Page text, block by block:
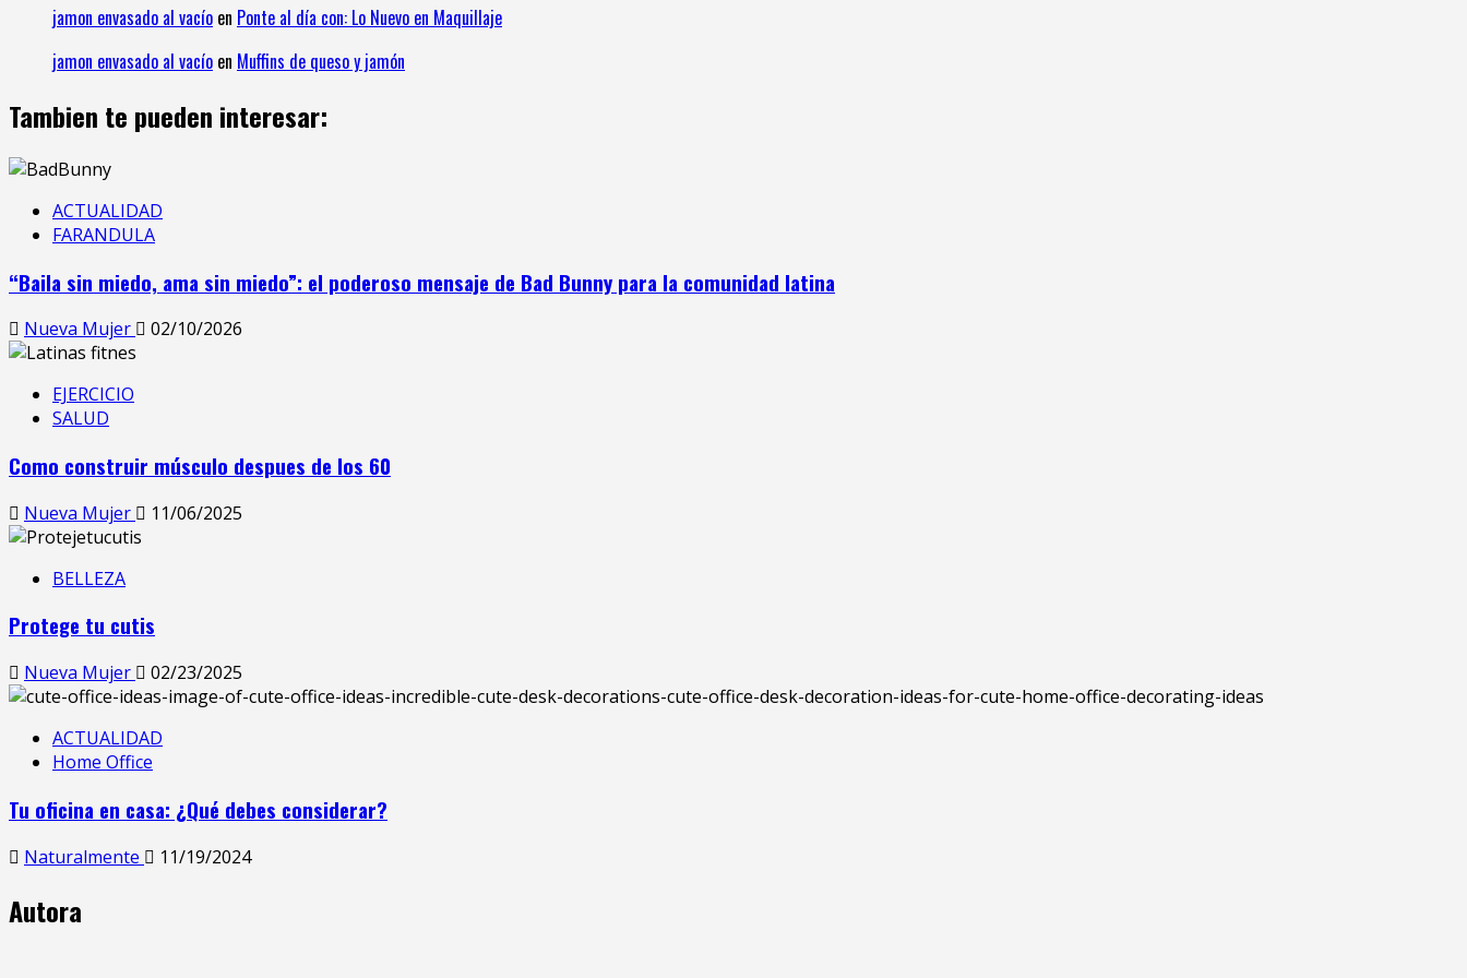
jamon envasado al vacío en Ponte al día con: Lo Nuevo en Maquillaje
jamon envasado al vacío en Muffins de queso y jamón
Tambien te pueden interesar:
ACTUALIDAD
FARANDULA
“Baila sin miedo, ama sin miedo”: el poderoso mensaje de Bad Bunny para la comunidad latina
Nueva Mujer 02/10/2026
EJERCICIO
SALUD
Como construir músculo despues de los 60
Nueva Mujer 11/06/2025
BELLEZA
Protege tu cutis
Nueva Mujer 02/23/2025
ACTUALIDAD
Home Office
Tu oficina en casa: ¿Qué debes considerar?
Naturalmente 11/19/2024
Autora